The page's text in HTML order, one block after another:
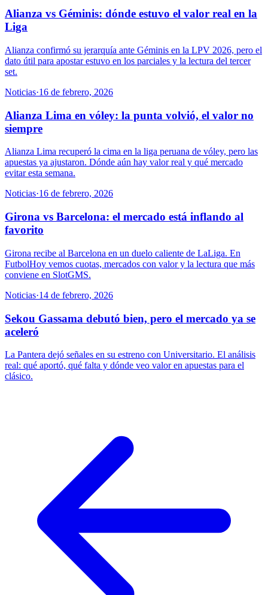
Alianza vs Géminis: dónde estuvo el valor real en la
Liga
Alianza confirmó su jerarquía ante Géminis en la LPV 2026, pero el
dato útil para apostar estuvo en los parciales y la lectura del tercer
set.
Noticias·16 de febrero, 2026
Alianza Lima en vóley: la punta volvió, el valor no
siempre
Alianza Lima recuperó la cima en la liga peruana de vóley, pero las
apuestas ya ajustaron. Dónde aún hay valor real y qué mercado
evitar esta semana.
Noticias·16 de febrero, 2026
Girona vs Barcelona: el mercado está inflando al
favorito
Girona recibe al Barcelona en un duelo caliente de LaLiga. En
FutbolHoy vemos cuotas, mercados con valor y la lectura que más
conviene en SlotGMS.
Noticias·14 de febrero, 2026
Sekou Gassama debutó bien, pero el mercado ya se
aceleró
La Pantera dejó señales en su estreno con Universitario. El análisis
real: qué aportó, qué falta y dónde veo valor en apuestas para el
clásico.